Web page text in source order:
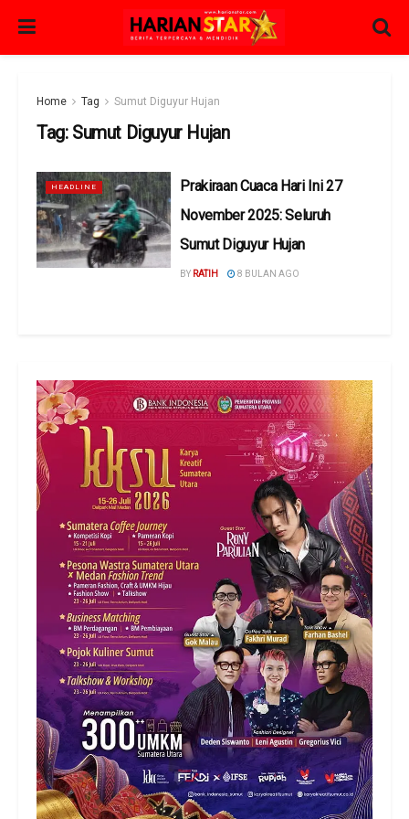
Home Tag Sumut Diguyur Hujan
Tag: Sumut Diguyur Hujan
HEADLINE
Prakiraan Cuaca Hari Ini 27
November 2025: Seluruh
Sumut Diguyur Hujan
BY RATIH 8 BULAN AGO